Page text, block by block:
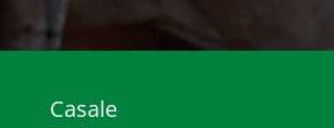
Casale